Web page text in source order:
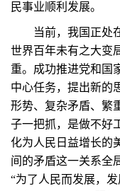
民事业顺利发展。
当前，我国正处在
世界百年未有之大变
重。成功推进党和国
中心任务，提出新的
形势、复杂矛盾、繁
子一把抓，是做不好
化为人民日益增长的
间的矛盾这一关系全
“为了人民而发展，